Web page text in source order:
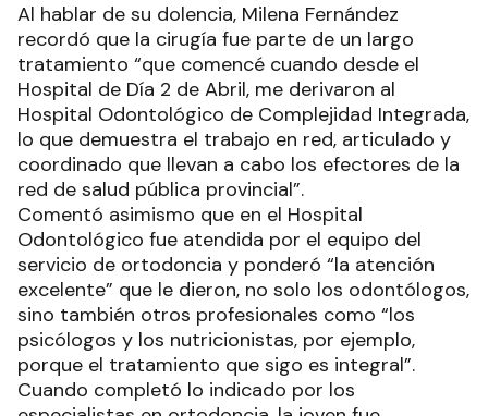
Al hablar de su dolencia, Milena Fernández
recordó que la cirugía fue parte de un largo
tratamiento “que comencé cuando desde el
Hospital de Día 2 de Abril, me derivaron al
Hospital Odontológico de Complejidad Integrada,
lo que demuestra el trabajo en red, articulado y
coordinado que llevan a cabo los efectores de la
red de salud pública provincial”.
Comentó asimismo que en el Hospital
Odontológico fue atendida por el equipo del
servicio de ortodoncia y ponderó “la atención
excelente” que le dieron, no solo los odontólogos,
sino también otros profesionales como “los
psicólogos y los nutricionistas, por ejemplo,
porque el tratamiento que sigo es integral”.
Cuando completó lo indicado por los